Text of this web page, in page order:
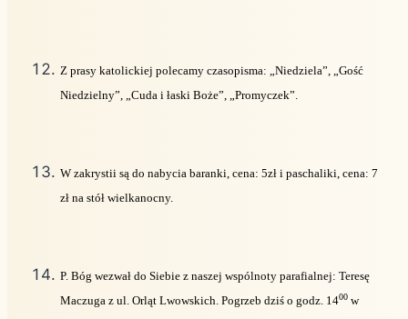
Z prasy katolickiej polecamy czasopisma: „Niedziela”, „Gość
Niedzielny”, „Cuda i łaski Boże”, „Promyczek”.
W zakrystii są do nabycia baranki, cena: 5zł i paschaliki, cena: 7
zł na stół wielkanocny.
P. Bóg wezwał do Siebie z naszej wspólnoty parafialnej: Teresę
Maczuga z ul. Orląt Lwowskich. Pogrzeb dziś o godz. 1400 w